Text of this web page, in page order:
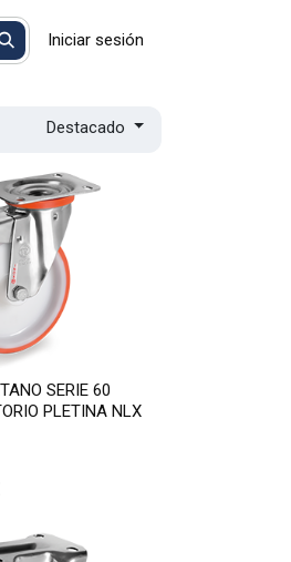
Iniciar sesión
Destacado
SERIE 60
PLETINA NLX